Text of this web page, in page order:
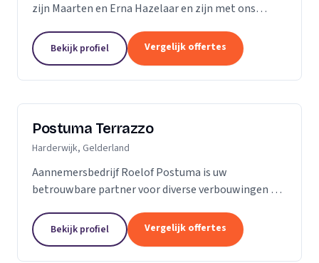
zijn Maarten en Erna Hazelaar en zijn met ons
aangesloten, omdat deze organisatie staat voor
zelfstandige...
Bekijk profiel Vergelijk offertes
Postuma Terrazzo
Harderwijk, Gelderland
Aannemersbedrijf Roelof Postuma is uw
betrouwbare partner voor diverse verbouwingen en
om het verbouwen van badkamers, het plaatsen van
dakkapellen,...
Bekijk profiel Vergelijk offertes